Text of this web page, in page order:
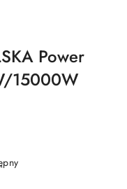
Power
15000W